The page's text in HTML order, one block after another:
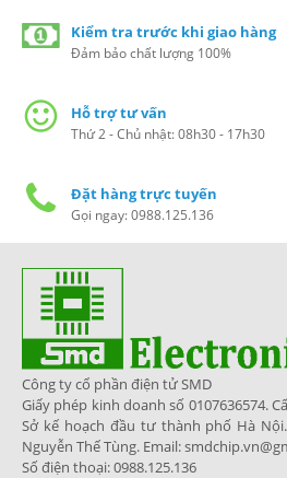
Kiểm tra trước khi giao hàng
Đảm bảo chất lượng 100%
Hỗ trợ tư vấn
Thứ 2 - Chủ nhật: 08h30 - 17h30
Đặt hàng trực tuyến
Gọi ngay: 0988.125.136
Công ty cổ phần điện tử SMD
Giấy phép kinh doanh số 0107636574.
Sở kế hoạch đầu tư thành phố Hà
Nguyễn Thế Tùng. Email:
Số điện thoại: 0988.125.136